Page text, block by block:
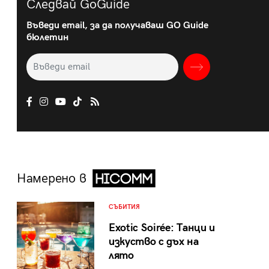
Следвай GoGuide
Въведи email, за да получаваш GO Guide
бюлетин
Намерено в
СЪБИТИЯ
Exotic Soirée: Танци и
изкуство с дъх на
лято